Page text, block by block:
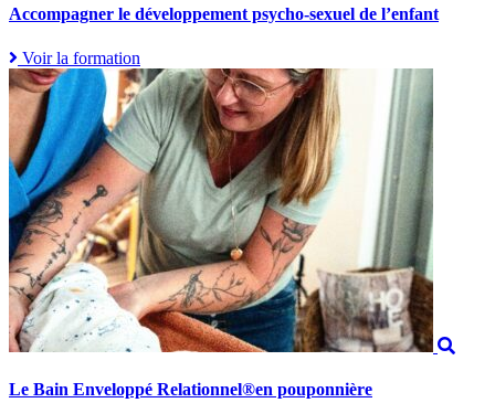
Accompagner le développement psycho-sexuel de l’enfant
Voir la formation
Le Bain Enveloppé Relationnel®en pouponnière